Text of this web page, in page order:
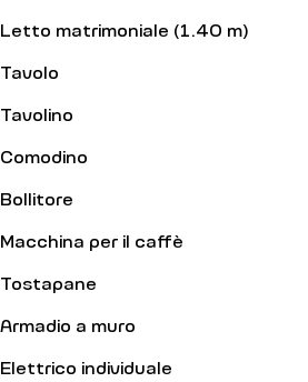
Letto matrimoniale (1.40 m)
Tavolo
Tavolino
Comodino
Bollitore
Macchina per il caffè
Tostapane
Armadio a muro
Elettrico individuale